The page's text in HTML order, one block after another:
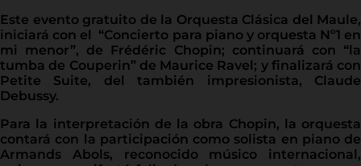
Este evento gratuito de la Orquesta Clásica del Maule,
iniciará con el “Concierto para piano y orquesta Nº1 en
mi menor”, de Frédéric Chopin; continuará con “la
tumba de Couperin” de Maurice Ravel; y finalizará con
Petite Suite, del también impresionista, Claude
Debussy.
Para la interpretación de la obra Chopin, la orquesta
contará con la participación como solista en piano de
Armands Abols, reconocido músico internacional,